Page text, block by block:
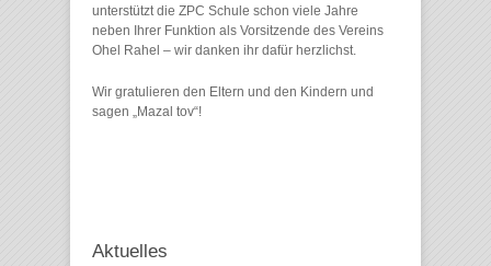
unterstützt die ZPC Schule schon viele Jahre
neben Ihrer Funktion als Vorsitzende des Vereins
Ohel Rahel – wir danken ihr dafür herzlichst.
Wir gratulieren den Eltern und den Kindern und
sagen „Mazal tov“!
Aktuelles